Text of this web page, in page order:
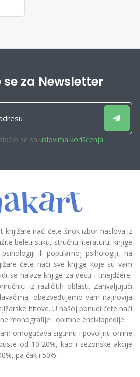
se za Newsletter
se sa uslovima korišćenja
knjižare naći ćete širok izbor naslova iz
beletristiku, stručnu literaturu, knjige
ili popularnoj psihologiji, na
ćete naći sve knjige koje su vam
se nalaze knjige za decu i tinejdžere,
iz različitih oblasti. Zahvaljujući
obezbeđujemo vam najnovija
hitove. U našoj ponudi ćete naći
monografije i obimne enciklopedije.
omogućava sigurnu i povoljnu online
od 10-20%, kao i sezonske akcije
pa čak i 50%.